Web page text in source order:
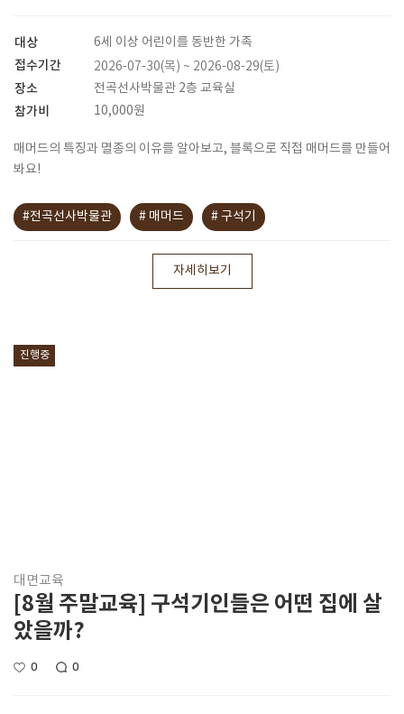
대상 6세 이상 어린이를 동반한 가족
접수기간 2026-07-30(목) ~ 2026-08-29(토)
장소 전곡선사박물관 2층 교육실
참가비 10,000원
매머드의 특징과 멸종의 이유를 알아보고, 블록으로 직접 매머드를 만들어
봐요!
#전곡선사박물관 # 매머드 # 구석기
자세히보기
진행중
대면교육
[8월 주말교육] 구석기인들은 어떤 집에 살
았을까?
0 0